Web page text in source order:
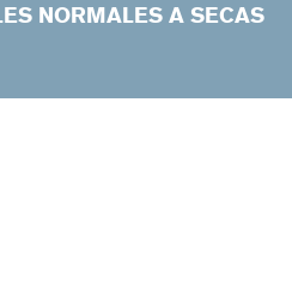
NORMALES A SECAS